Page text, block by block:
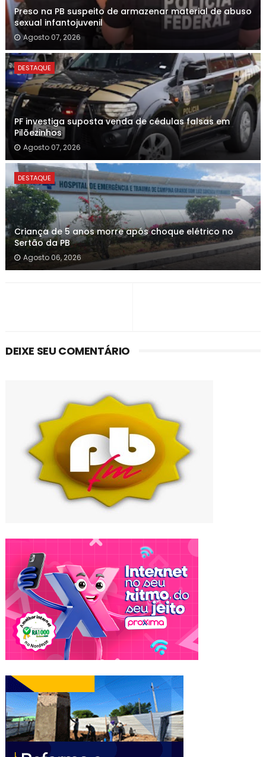
Preso na PB suspeito de armazenar material de abuso
sexual infantojuvenil
Agosto 07, 2026
DESTAQUE
PF investiga suposta venda de cédulas falsas em
Pilõezinhos
Agosto 07, 2026
DESTAQUE
Criança de 5 anos morre após choque elétrico no
Sertão da PB
Agosto 06, 2026
DEIXE SEU COMENTÁRIO